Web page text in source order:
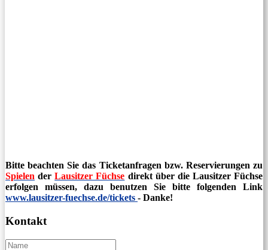
Bitte beachten Sie das Ticketanfragen bzw. Reservierungen zu
Spielen derLausitzer Füchse direkt über die Lausitzer Füchse
erfolgen müssen, dazu benutzen Sie bitte folgenden Link
www.lausitzer-fuechse.de/tickets - Danke!
Kontakt
Name